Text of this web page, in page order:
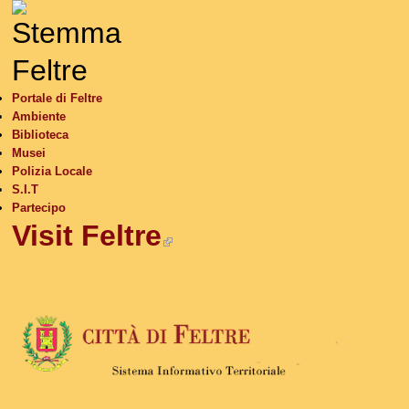
Portale di Feltre
Ambiente
Biblioteca
Musei
Polizia Locale
S.I.T
Partecipo
Visit Feltre